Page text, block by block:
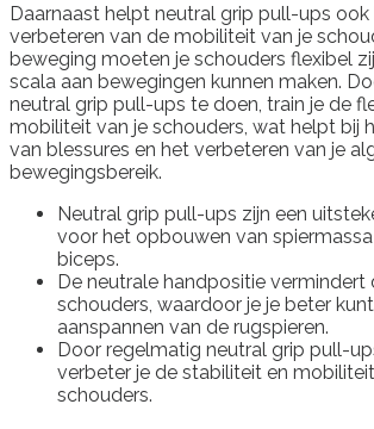
Daarnaast helpt neutral grip pull-ups ook
verbeteren van de mobiliteit van je
beweging moeten je schouders flexibel
scala aan bewegingen kunnen maken.
neutral grip pull-ups te doen, train je de
mobiliteit van je schouders, wat helpt bij
van blessures en het verbeteren van je
bewegingsbereik.
Neutral grip pull-ups zijn een
voor het opbouwen van spiermassa
biceps.
De neutrale handpositie vermindert
schouders, waardoor je je beter
aanspannen van de rugspieren.
Door regelmatig neutral grip pull-
verbeter je de stabiliteit en
schouders.